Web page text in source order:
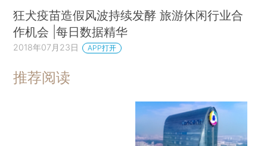
狂犬疫苗造假风波持续发酵 旅游休闲行业合
作机会 |每日数据精华
2018年07月23日 APP打开
推荐阅读